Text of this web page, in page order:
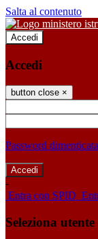
Salta al contenuto
Accedi
Accedi
button close ×
Password
-
Entra con SPID
Seleziona utente